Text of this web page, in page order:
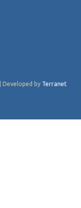
| Developed by Terranet